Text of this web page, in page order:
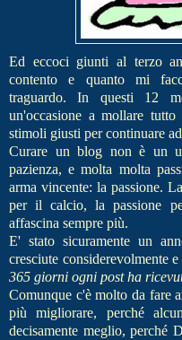
Ed eccoci giunti al terzo
contento e quanto mi
traguardo. In questi 12
un'occasione a mollare
stimoli giusti per continuare
Curare un blog non è un
pazienza, e molta molta
arma vincente: la passione.
per il calcio, la passione
affascina sempre più.
E' stato sicuramente un
cresciute considerevolmente
365 giorni ogni post ha
Comunque c'è molto da fare
più migliorare, perché
decisamente meglio, perché